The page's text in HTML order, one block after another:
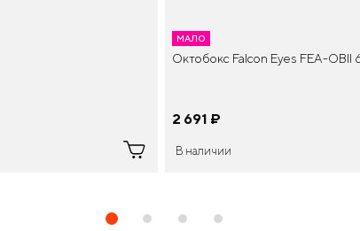
МАЛО
Октобокс Falcon Eyes FEA-OBII
2 691 ¤
В наличии